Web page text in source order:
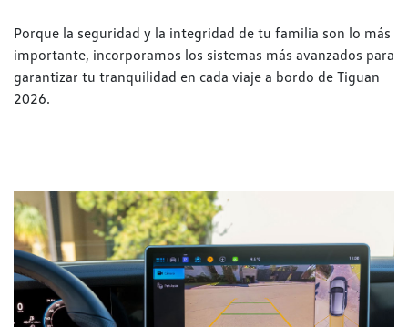
Porque la seguridad y la integridad de tu familia son lo más
importante, incorporamos los sistemas más avanzados para
garantizar tu tranquilidad en cada viaje a bordo de Tiguan
2026.